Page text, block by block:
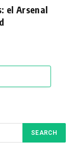
el Arsenal